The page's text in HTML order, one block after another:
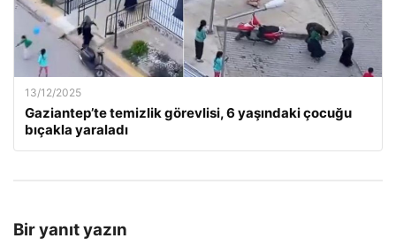
13/12/2025
Gaziantep’te temizlik görevlisi, 6 yaşındaki çocuğu
bıçakla yaraladı
Bir yanıt yazın